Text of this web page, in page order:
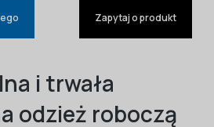
Zapytaj o produkt
i trwała
odzież roboczą